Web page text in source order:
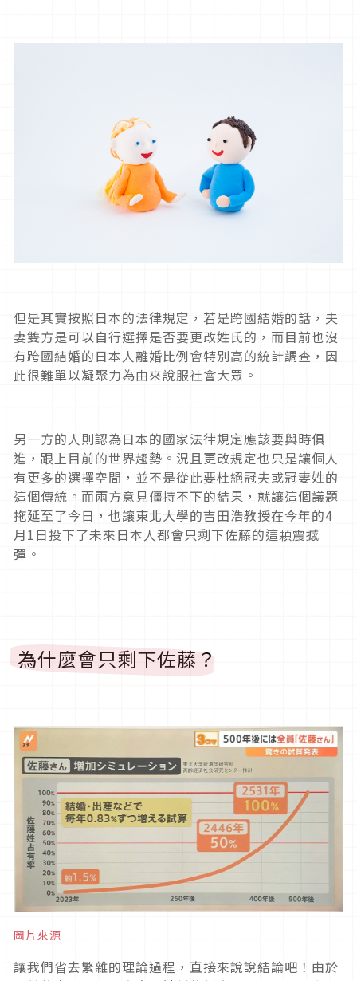
但是其實按照日本的法律規定，若是跨國結婚的話，夫
妻雙方是可以自行選擇是否要更改姓氏的，而目前也沒
有跨國結婚的日本人離婚比例會特別高的統計調查，因
此很難單以凝聚力為由來說服社會大眾。
另一方的人則認為日本的國家法律規定應該要與時俱
進，跟上目前的世界趨勢。況且更改規定也只是讓個人
有更多的選擇空間，並不是從此要杜絕冠夫或冠妻姓的
這個傳統。而兩方意見僵持不下的結果，就讓這個議題
拖延至了今日，也讓東北大學的吉田浩教授在今年的4
月1日投下了未來日本人都會只剩下佐藤的這顆震撼
彈。
為什麼會只剩下佐藤？
圖片來源
讓我們省去繁雜的理論過程，直接來說說結論吧！由於